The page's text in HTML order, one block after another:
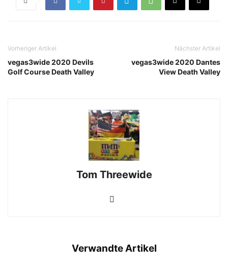
Vorheriger Artikel
vegas3wide 2020 Devils
Golf Course Death Valley
Nächster Artikel
vegas3wide 2020 Dantes
View Death Valley
Tom Threewide
Verwandte Artikel